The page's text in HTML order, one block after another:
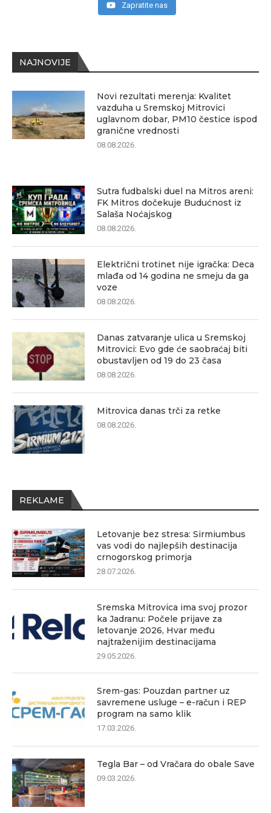
NAJNOVIJE
Novi rezultati merenja: Kvalitet
vazduha u Sremskoj Mitrovici
uglavnom dobar, PM10 čestice ispod
granične vrednosti
08.08.2026.
Sutra fudbalski duel na Mitros areni:
FK Mitros dočekuje Budućnost iz
Salaša Noćajskog
08.08.2026.
Električni trotinet nije igračka: Deca
mlađa od 14 godina ne smeju da ga
voze
08.08.2026.
Danas zatvaranje ulica u Sremskoj
Mitrovici: Evo gde će saobraćaj biti
obustavljen od 19 do 23 časa
08.08.2026.
Mitrovica danas trči za retke
08.08.2026.
REKLAME
Letovanje bez stresa: Sirmiumbus
vas vodi do najlepših destinacija
crnogorskog primorja
28.07.2026.
Sremska Mitrovica ima svoj prozor
ka Jadranu: Počele prijave za
letovanje 2026, Hvar među
najtraženijim destinacijama
29.05.2026.
Srem-gas: Pouzdan partner uz
savremene usluge – e-račun i REP
program na samo klik
17.03.2026.
Tegla Bar – od Vračara do obale Save
09.03.2026.
Zapratite nas